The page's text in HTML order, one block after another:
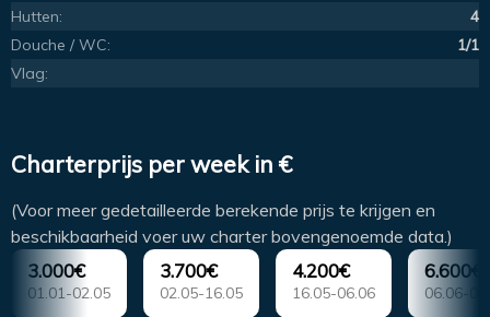
Hutten:
4
Douche / WC:
1/1
Vlag:
Charterprijs per week in €
(Voor meer gedetailleerde berekende prijs te krijgen en
beschikbaarheid voer uw charter bovengenoemde data.)
3.000€
01.01-02.05
3.700€
02.05-16.05
4.200€
16.05-06.06
6.600€
06.06-